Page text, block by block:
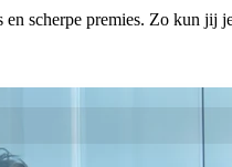
scherpe premies. Zo kun jij